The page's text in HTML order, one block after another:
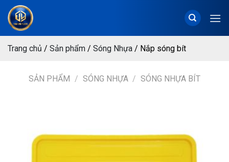
Chuyển
đến
dungTrang chủ / Sản phẩm / Sóng Nhựa / Nắp sóng bít
SẢN PHẨM / SÓNG NHỰA / SÓNG NHỰA BÍT